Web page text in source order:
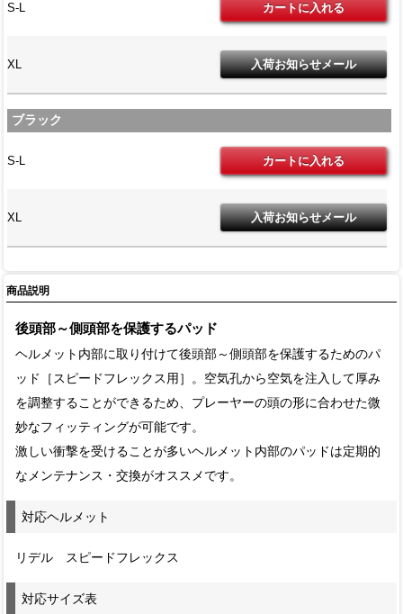
S-L
XL
ブラック
S-L
XL
商品説明
後頭部～側頭部を保護するパッド
ヘルメット内部に取り付けて後頭部～側頭部を保護するためのパ
ッド［スピードフレックス用］。空気孔から空気を注入して厚み
を調整することができるため、プレーヤーの頭の形に合わせた微
妙なフィッティングが可能です。
激しい衝撃を受けることが多いヘルメット内部のパッドは定期的
なメンテナンス・交換がオススメです。
対応ヘルメット
リデル スピードフレックス
対応サイズ表